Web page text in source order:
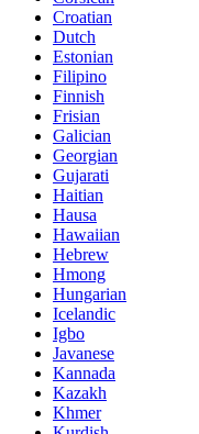
Croatian
Dutch
Estonian
Filipino
Finnish
Frisian
Galician
Georgian
Gujarati
Haitian
Hausa
Hawaiian
Hebrew
Hmong
Hungarian
Icelandic
Igbo
Javanese
Kannada
Kazakh
Khmer